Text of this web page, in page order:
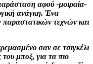
αφού -μοιραία-
ανάγκη. Ένα
παραστατικών τεχνών και
σαν σε τσιγκέλι
μποξ, για τα πιο